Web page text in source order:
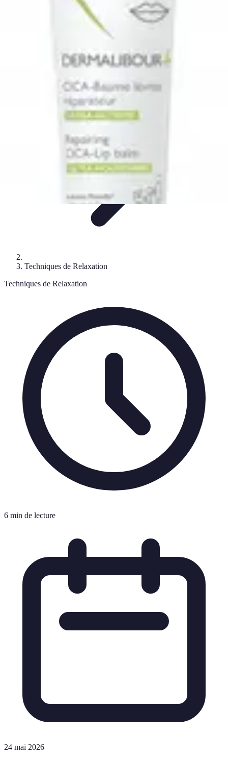
Techniques de RelaxationConseils PratiquesRoutine
Routines
Relaxations Rapides
Techniques de Relaxation
Techniques de Relaxation
6 min de lecture
24 mai 2026